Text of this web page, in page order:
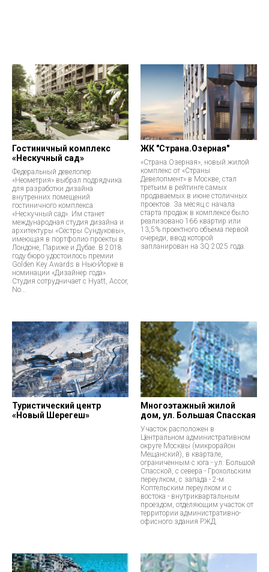
Гостиничный комплекс
«Нескучный сад»
Федеральный девелопер
«Неометрия» выбрал подрядчика
для разработки дизайна
внутренних помещений
гостиничного комплекса
«Нескучный сад». Им станет
международная студия дизайна и
архитектуры «Сёстры Сундуковы»,
имеющая в портфолио проекты в
Лондоне, Париже и Дубае. В 2018
году бюро удостоилось премии
Golden Key Awards в Нью-Йорке в
номинации «Дизайнер года».
Студия сотрудничает с Hyatt, Accor,
No...
ЖК "Страна.Озерная"
«Страна.Озерная», новый жилой
комплекс от «Страны
Девелопмент» в Москве, стал
третьим в рейтинге самых
продаваемых в июне столичных
проектов. За месяц с начала
старта продаж в комплексе было
реализовано 166 квартир или
13,5% проектного объема первой
очереди, ввод которой
запланирован на 3Q 2025 года.
Туристический центр
«Новый Шерегеш»
Многоэтажный жилой
дом, ул. Большая Спасская
Участок расположен в
Центральном административном
округе Москвы (микрорайон
Мещанский), в квартале,
ограниченным с юга - ул. Большой
Спасской, с севера - Грохольским
переулком, с запада - 2-м
Коптельским переулком и с
востока - внутриквартальным
проездом, отделяющим участок от
территории административно-
офисного здания РЖД.